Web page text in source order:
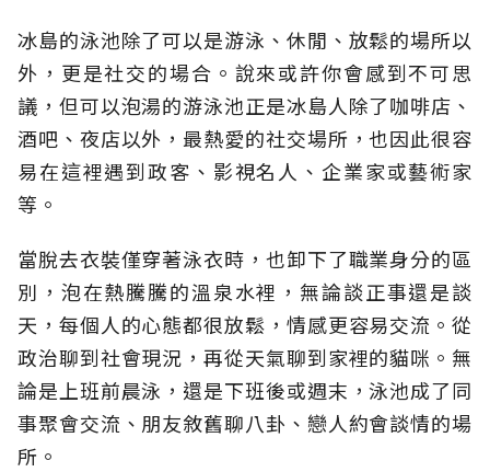
冰島的泳池除了可以是游泳、休閒、放鬆的場所以
外，更是社交的場合。說來或許你會感到不可思
議，但可以泡湯的游泳池正是冰島人除了咖啡店、
酒吧、夜店以外，最熱愛的社交場所，也因此很容
易在這裡遇到政客、影視名人、企業家或藝術家
等。
當脫去衣裝僅穿著泳衣時，也卸下了職業身分的區
別，泡在熱騰騰的溫泉水裡，無論談正事還是談
天，每個人的心態都很放鬆，情感更容易交流。從
政治聊到社會現況，再從天氣聊到家裡的貓咪。無
論是上班前晨泳，還是下班後或週末，泳池成了同
事聚會交流、朋友敘舊聊八卦、戀人約會談情的場
所。